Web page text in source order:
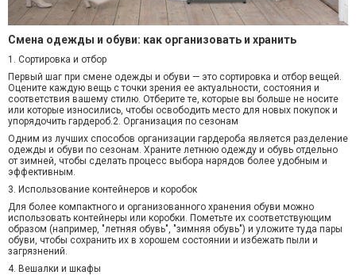
Смена одежды и обуви: как организовать и хранить
1. Сортировка и отбор
Первый шаг при смене одежды и обуви — это сортировка и отбор вещей.
Оцените каждую вещь с точки зрения ее актуальности, состояния и
соответствия вашему стилю. Отберите те, которые вы больше не носите
или которые износились, чтобы освободить место для новых покупок и
упорядочить гардероб. 2. Организация по сезонам
Одним из лучших способов организации гардероба является разделение
одежды и обуви по сезонам. Храните летнюю одежду и обувь отдельно
от зимней, чтобы сделать процесс выбора нарядов более удобным и
эффективным.
3. Использование контейнеров и коробок
Для более компактного и организованного хранения обуви можно
использовать контейнеры или коробки. Пометьте их соответствующим
образом (например, "летняя обувь", "зимняя обувь") и уложите туда пары
обуви, чтобы сохранить их в хорошем состоянии и избежать пыли и
загрязнений.
4. Вешалки и шкафы